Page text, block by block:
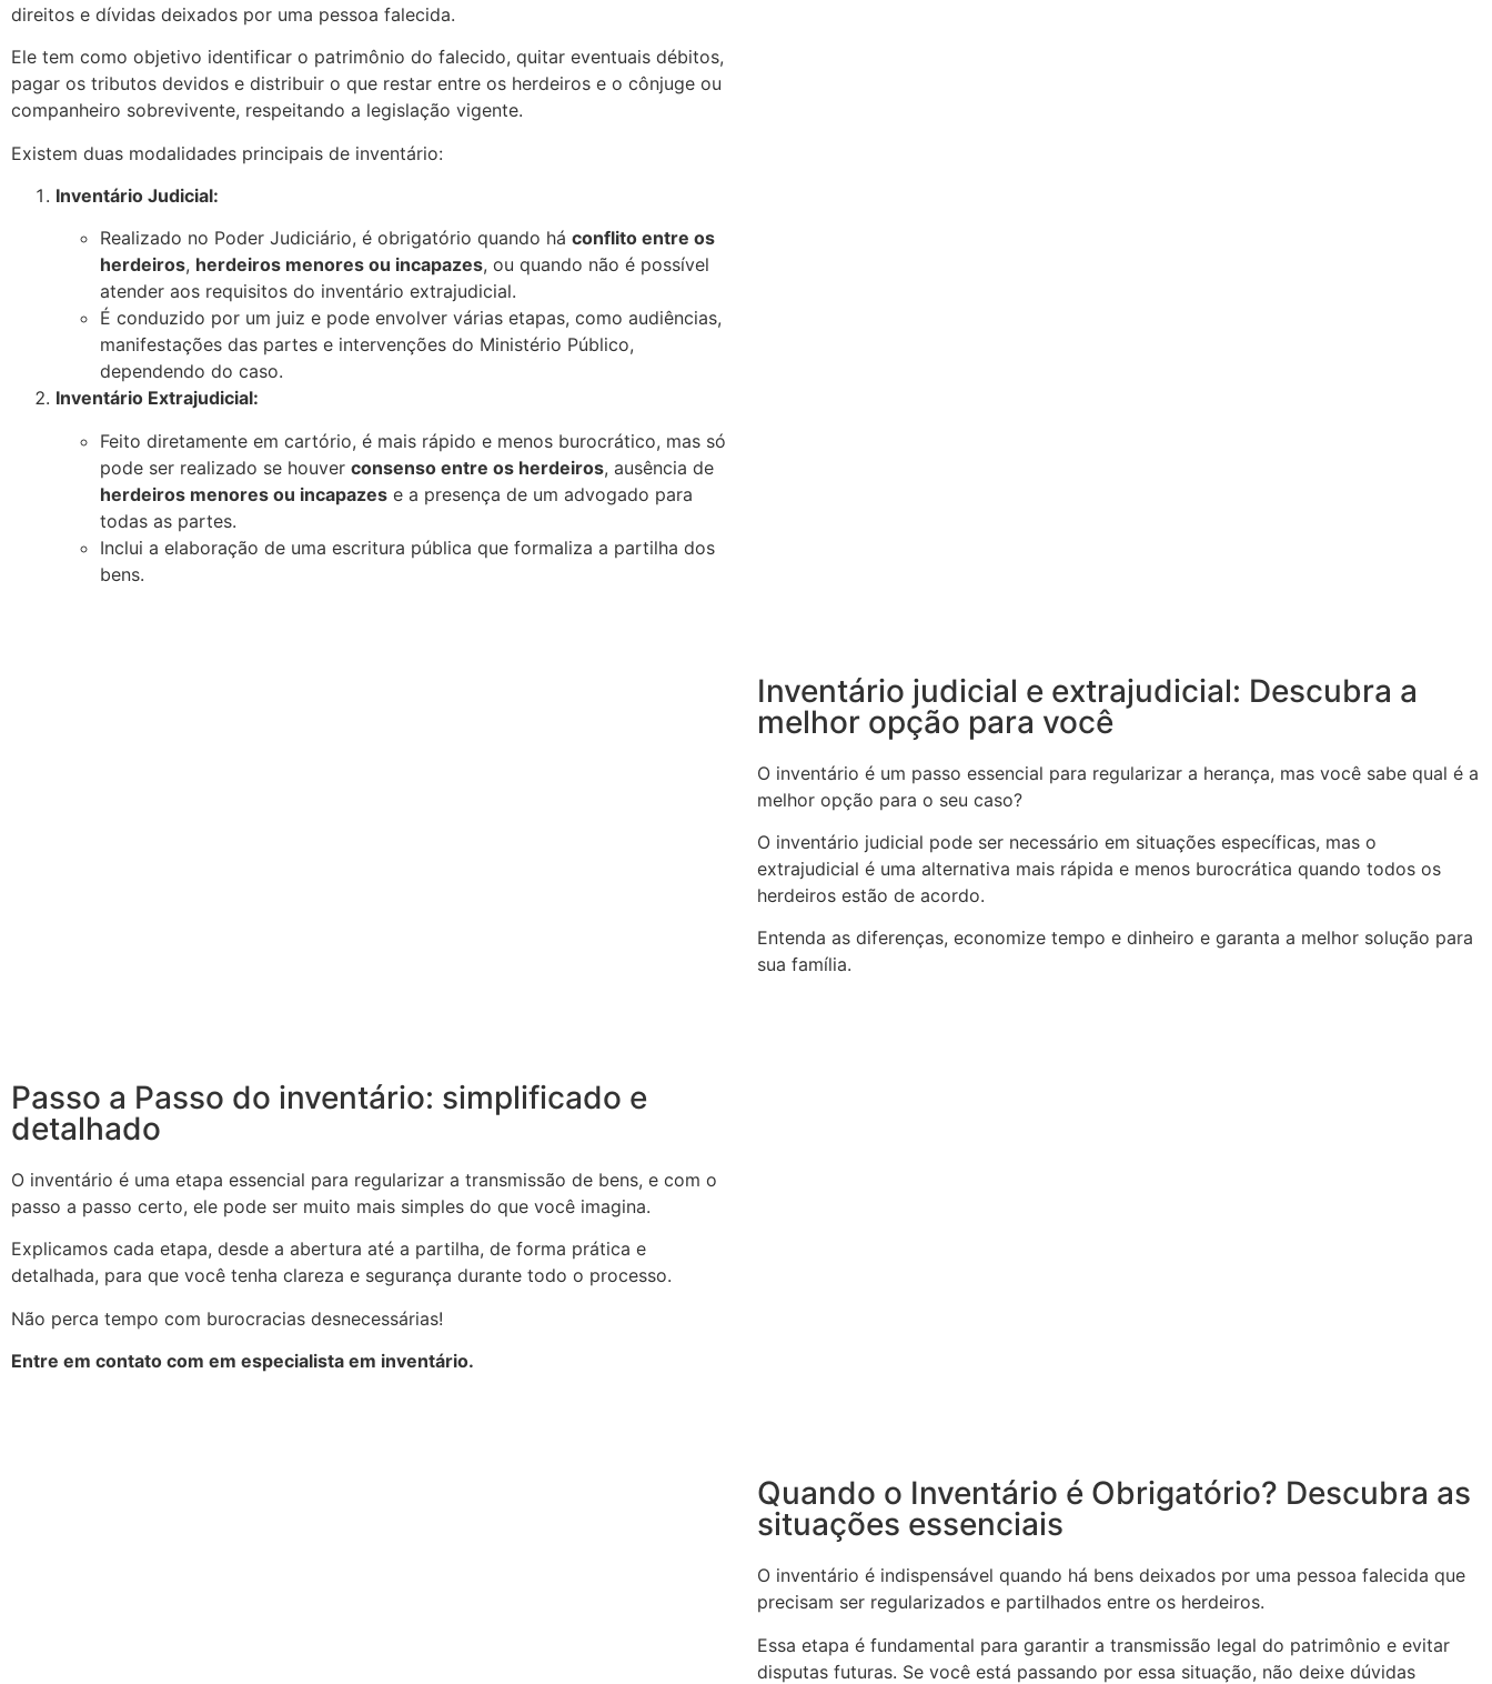
direitos e dívidas deixados por uma pessoa falecida.
Ele tem como objetivo identificar o patrimônio do falecido, quitar eventuais débitos,
pagar os tributos devidos e distribuir o que restar entre os herdeiros e o cônjuge ou
companheiro sobrevivente, respeitando a legislação vigente.
Existem duas modalidades principais de inventário:
Inventário Judicial:
Realizado no Poder Judiciário, é obrigatório quando há conflito entre os
herdeiros, herdeiros menores ou incapazes, ou quando não é possível
atender aos requisitos do inventário extrajudicial.
É conduzido por um juiz e pode envolver várias etapas, como audiências,
manifestações das partes e intervenções do Ministério Público,
dependendo do caso.
Inventário Extrajudicial:
Feito diretamente em cartório, é mais rápido e menos burocrático, mas só
pode ser realizado se houver consenso entre os herdeiros, ausência de
herdeiros menores ou incapazes e a presença de um advogado para
todas as partes.
Inclui a elaboração de uma escritura pública que formaliza a partilha dos
bens.
Inventário judicial e extrajudicial: Descubra a
melhor opção para você
O inventário é um passo essencial para regularizar a herança, mas você sabe qual é a
melhor opção para o seu caso?
O inventário judicial pode ser necessário em situações específicas, mas o
extrajudicial é uma alternativa mais rápida e menos burocrática quando todos os
herdeiros estão de acordo.
Entenda as diferenças, economize tempo e dinheiro e garanta a melhor solução para
sua família.
Passo a Passo do inventário: simplificado e
detalhado
O inventário é uma etapa essencial para regularizar a transmissão de bens, e com o
passo a passo certo, ele pode ser muito mais simples do que você imagina.
Explicamos cada etapa, desde a abertura até a partilha, de forma prática e
detalhada, para que você tenha clareza e segurança durante todo o processo.
Não perca tempo com burocracias desnecessárias!
Entre em contato com em especialista em inventário.
Quando o Inventário é Obrigatório? Descubra as
situações essenciais
O inventário é indispensável quando há bens deixados por uma pessoa falecida que
precisam ser regularizados e partilhados entre os herdeiros.
Essa etapa é fundamental para garantir a transmissão legal do patrimônio e evitar
disputas futuras. Se você está passando por essa situação, não deixe dúvidas